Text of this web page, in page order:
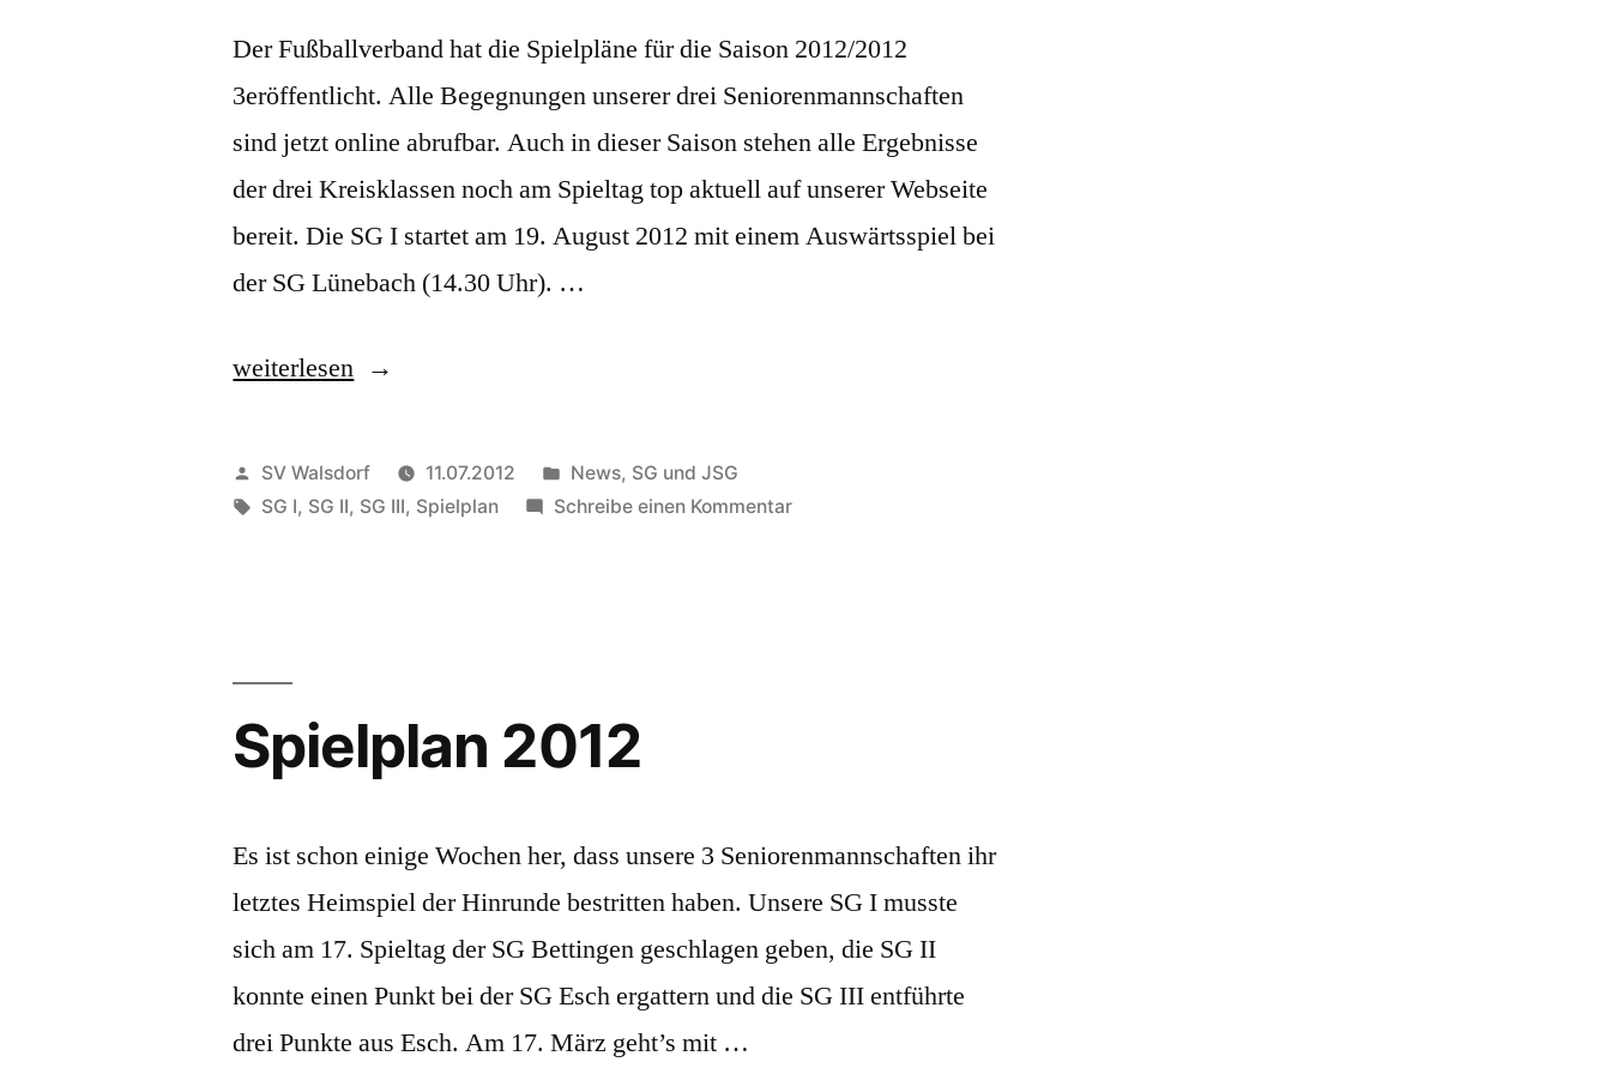
Der Fußballverband hat die Spielpläne für die Saison 2012/2012
3eröffentlicht. Alle Begegnungen unserer drei Seniorenmannschaften
sind jetzt online abrufbar. Auch in dieser Saison stehen alle Ergebnisse
der drei Kreisklassen noch am Spieltag top aktuell auf unserer Webseite
bereit. Die SG I startet am 19. August 2012 mit einem Auswärtsspiel bei
der SG Lünebach (14.30 Uhr). …
„Spielpläne
2012/2013“
weiterlesen
Veröffentlicht
von
SV Walsdorf 11.07.2012
Veröffentlicht
in
News, SG und JSG
Schlagwörter:
SG I, SG II, SG III, Spielplan Schreibe einen Kommentarzu
Spielplan 2012
Es ist schon einige Wochen her, dass unsere 3 Seniorenmannschaften ihr
letztes Heimspiel der Hinrunde bestritten haben. Unsere SG I musste
sich am 17. Spieltag der SG Bettingen geschlagen geben, die SG II
konnte einen Punkt bei der SG Esch ergattern und die SG III entführte
drei Punkte aus Esch. Am 17. März geht’s mit …